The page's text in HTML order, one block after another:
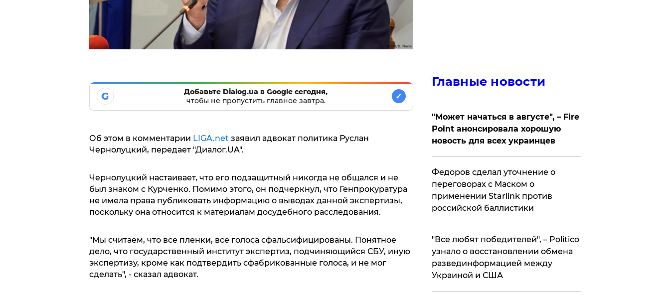
G
Добавьте Dialog.ua в Google сегодня,
чтобы не пропустить главное завтра.
✓
Об этом в комментарии LIGA.net заявил адвокат политика Руслан
Чернолуцкий, передает "Диалог.UA".
Чернолуцкий настаивает, что его подзащитный никогда не общался и не
был знаком с Курченко. Помимо этого, он подчеркнул, что Генпрокуратура
не имела права публиковать информацию о выводах данной экспертизы,
поскольку она относится к материалам досудебного расследования.
"Мы считаем, что все пленки, все голоса сфальсифицированы. Понятное
дело, что государственный институт экспертиз, подчиняющийся СБУ, иную
экспертизу, кроме как подтвердить сфабрикованные голоса, и не мог
сделать", - сказал адвокат.
Главные новости
"Может начаться в августе", – Fire
Point анонсировала хорошую
новость для всех украинцев
Федоров сделал уточнение о
переговорах с Маском о
применении Starlink против
российской баллистики
​"Все любят победителей", – Politico
узнало о восстановлении обмена
развединформацией между
Украиной и США